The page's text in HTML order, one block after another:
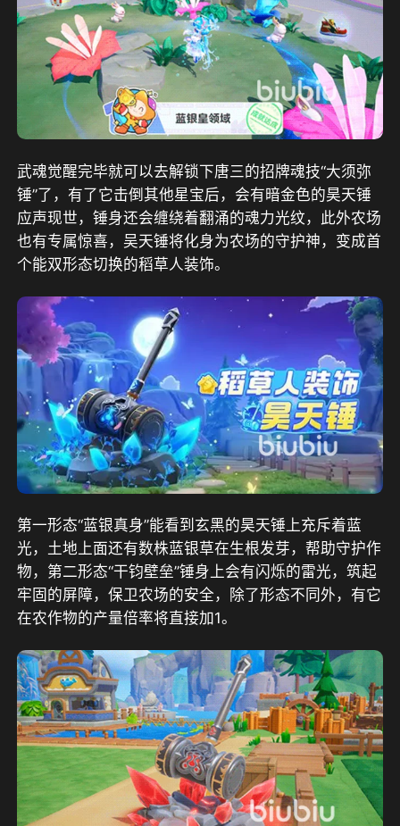
武魂觉醒完毕就可以去解锁下唐三的招牌魂技“大须弥
锤”了，有了它击倒其他星宝后，会有暗金色的昊天锤
应声现世，锤身还会缠绕着翻涌的魂力光纹，此外农场
也有专属惊喜，吴天锤将化身为农场的守护神，变成首
个能双形态切换的稻草人装饰。
第一形态“蓝银真身”能看到玄黑的昊天锤上充斥着蓝
光，土地上面还有数株蓝银草在生根发芽，帮助守护作
物，第二形态“干钧壁垒”锤身上会有闪烁的雷光，筑起
牢固的屏障，保卫农场的安全，除了形态不同外，有它
在农作物的产量倍率将直接加1。